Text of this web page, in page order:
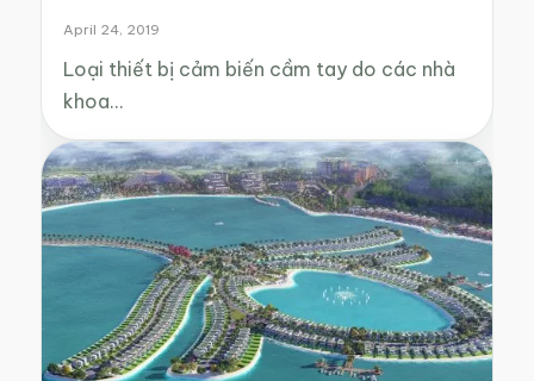
April 24, 2019
Loại thiết bị cảm biến cầm tay do các nhà
khoa…